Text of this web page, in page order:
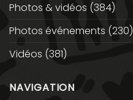
Photos & vidéos (384)
Photos événements (230)
Vidéos (381)
NAVIGATION